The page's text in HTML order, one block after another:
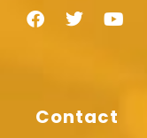
Contact